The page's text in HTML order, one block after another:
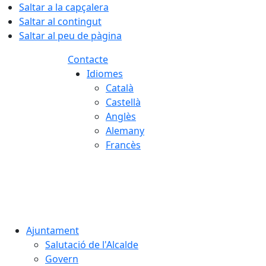
Saltar a la capçalera
Saltar al contingut
Saltar al peu de pàgina
Contacte
Idiomes
Català
Castellà
Anglès
Alemany
Francès
Ajuntament
Salutació de l'Alcalde
Govern